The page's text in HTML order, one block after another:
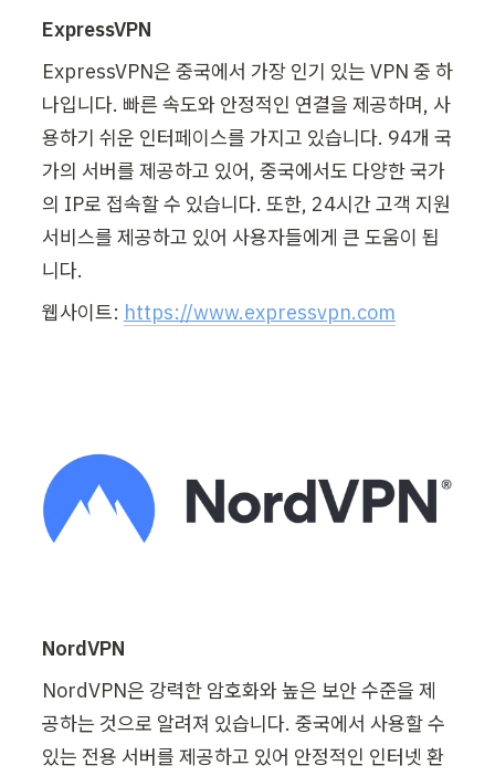
ExpressVPN
ExpressVPN은 중국에서 가장 인기 있는 VPN 중 하
나입니다. 빠른 속도와 안정적인 연결을 제공하며, 사
용하기 쉬운 인터페이스를 가지고 있습니다. 94개 국
가의 서버를 제공하고 있어, 중국에서도 다양한 국가
의 IP로 접속할 수 있습니다. 또한, 24시간 고객 지원
서비스를 제공하고 있어 사용자들에게 큰 도움이 됩
니다.
웹사이트: https://www.expressvpn.com
NordVPN
NordVPN은 강력한 암호화와 높은 보안 수준을 제
공하는 것으로 알려져 있습니다. 중국에서 사용할 수
있는 전용 서버를 제공하고 있어 안정적인 인터넷 환